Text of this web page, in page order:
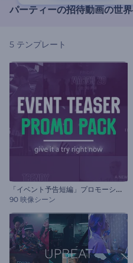
パーティーの招待動画の世
5 テンプレート
「
イベント予告短編」プロモーションビデオセット
90 映像シーン